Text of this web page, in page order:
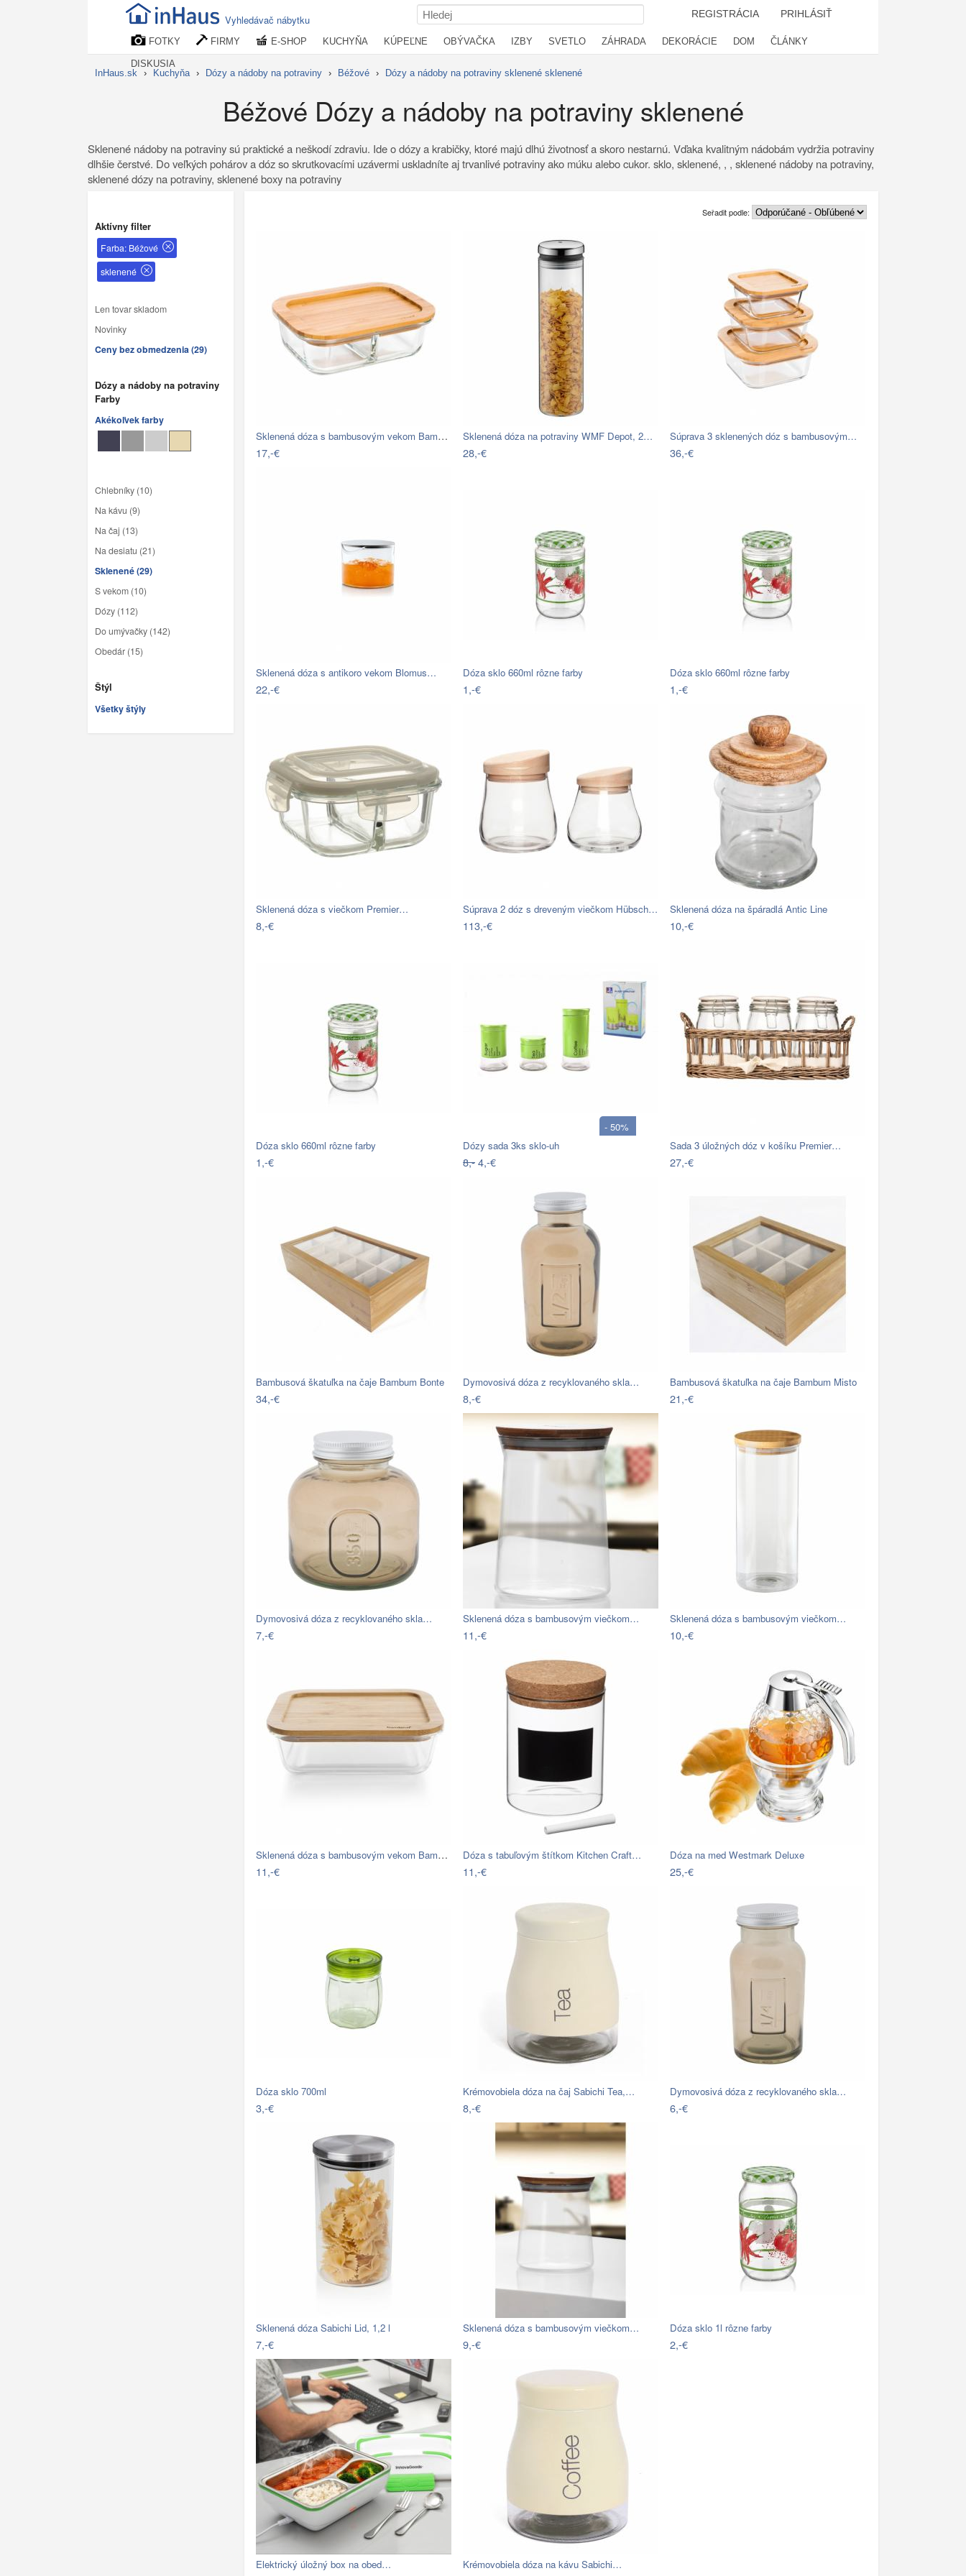
Vyhledávač nábytku REGISTRÁCIA PRIHLÁSIŤ
FOTKY FIRMY E-SHOP KUCHYŇA KÚPEĽNE OBÝVAČKA IZBY SVETLO ZÁHRADA DEKORÁCIE DOM ČLÁNKY
DISKUSIA
InHaus.sk › Kuchyňa › Dózy a nádoby na potraviny › Béžové › Dózy a nádoby na potraviny sklenené sklenené
Béžové Dózy a nádoby na potraviny sklenené
Sklenené nádoby na potraviny sú praktické a neškodí zdraviu. Ide o dózy a krabičky, ktoré majú dlhú životnosť a skoro nestarnú. Vďaka kvalitným nádobám vydržia potraviny
dlhšie čerstvé. Do veľkých pohárov a dóz so skrutkovacími uzávermi uskladníte aj trvanlivé potraviny ako múku alebo cukor. sklo, sklenené, , , sklenené nádoby na potraviny,
sklenené dózy na potraviny, sklenené boxy na potraviny
Aktívny filter
Farba: Béžové
sklenené
Len tovar skladom
Novinky
Ceny bez obmedzenia (29)
Dózy a nádoby na potraviny
Farby
Akékoľvek farby
Chlebníky (10)
Na kávu (9)
Na čaj (13)
Na desiatu (21)
Sklenené (29)
S vekom (10)
Dózy (112)
Do umývačky (142)
Obedár (15)
Štýl
Všetky štýly
Seřadit podle:
Sklenená dóza s bambusovým vekom Bambum…
17,-€
Sklenená dóza na potraviny WMF Depot, 2…
28,-€
Súprava 3 sklenených dóz s bambusovým…
36,-€
Sklenená dóza s antikoro vekom Blomus…
22,-€
Dóza sklo 660ml rôzne farby
1,-€
Dóza sklo 660ml rôzne farby
1,-€
Sklenená dóza s viečkom Premier…
8,-€
Súprava 2 dóz s dreveným viečkom Hübsch…
113,-€
Sklenená dóza na špáradlá Antic Line
10,-€
Dóza sklo 660ml rôzne farby
1,-€
- 50%
Dózy sada 3ks sklo-uh
8,-4,-€
Sada 3 úložných dóz v košíku Premier…
27,-€
Bambusová škatuľka na čaje Bambum Bonte
34,-€
Dymovosivá dóza z recyklovaného skla…
8,-€
Bambusová škatuľka na čaje Bambum Misto
21,-€
Dymovosivá dóza z recyklovaného skla…
7,-€
Sklenená dóza s bambusovým viečkom…
11,-€
Sklenená dóza s bambusovým viečkom…
10,-€
Sklenená dóza s bambusovým vekom Bambum
11,-€
Dóza s tabuľovým štítkom Kitchen Craft…
11,-€
Dóza na med Westmark Deluxe
25,-€
Dóza sklo 700ml
3,-€
Krémovobiela dóza na čaj Sabichi Tea,…
8,-€
Dymovosivá dóza z recyklovaného skla…
6,-€
Sklenená dóza Sabichi Lid, 1,2 l
7,-€
Sklenená dóza s bambusovým viečkom…
9,-€
Dóza sklo 1l rôzne farby
2,-€
Elektrický úložný box na obed… Krémovobiela dóza na kávu Sabichi…